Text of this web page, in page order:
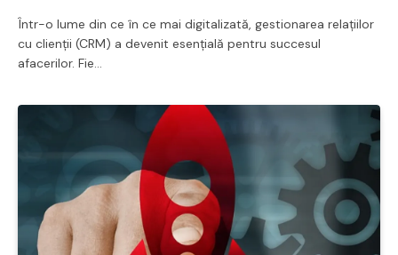
Într-o lume din ce în ce mai digitalizată, gestionarea relațiilor
cu clienții (CRM) a devenit esențială pentru succesul
afacerilor. Fie…